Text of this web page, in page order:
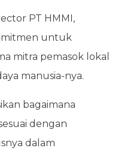
PT HMMI,
untuk
mitra pemasok lokal
manusia-nya.
bagaimana
dengan
dalam